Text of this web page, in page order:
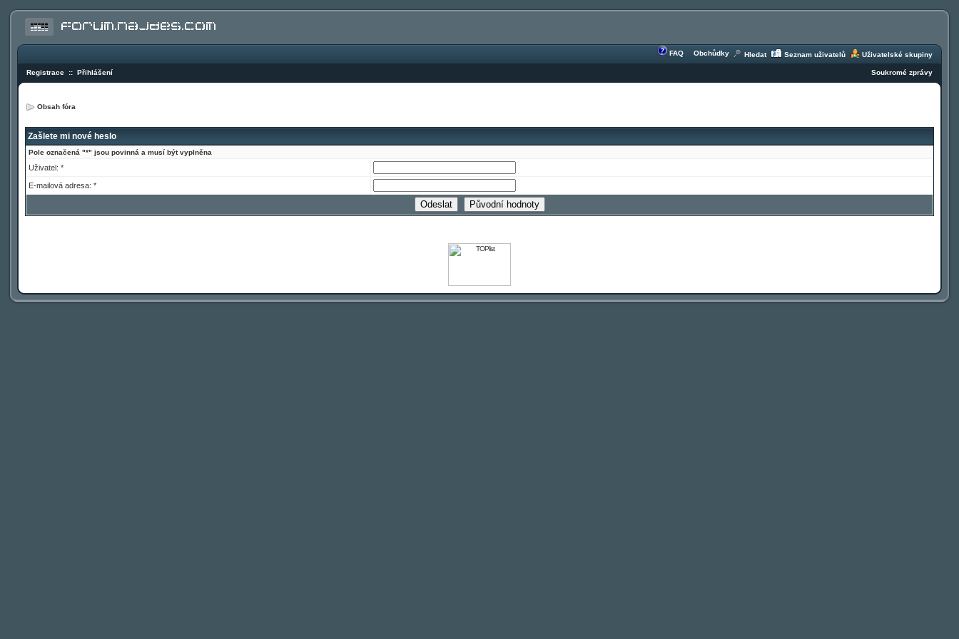
FAQ Obchůdky Hledat Seznam uživatelů Uživatelské skupiny
Registrace :: Přihlášení Soukromé zprávy
Obsah fóra
Zašlete mi nové heslo
Pole označená "*" jsou povinná a musí být vyplněna
Uživatel: *
E-mailová adresa: *